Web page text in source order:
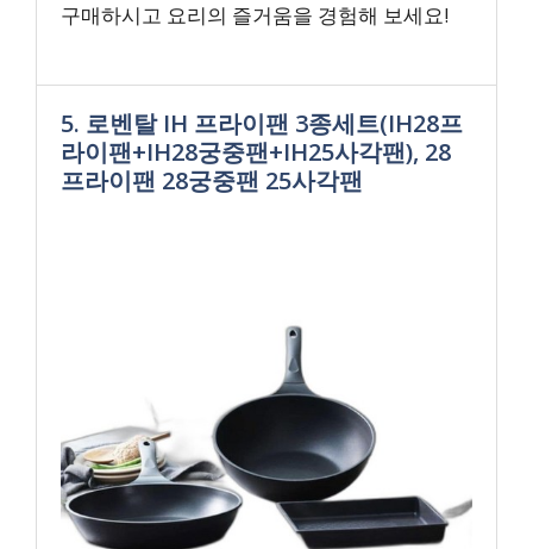
구매하시고 요리의 즐거움을 경험해 보세요!
5. 로벤탈 IH 프라이팬 3종세트(IH28프
라이팬+IH28궁중팬+IH25사각팬), 28
프라이팬 28궁중팬 25사각팬